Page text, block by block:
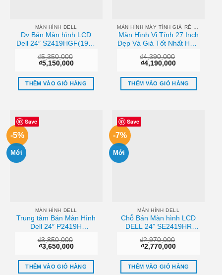
MÀN HÌNH DELL
Dv Bán Màn hình LCD
Dell 24″ S2419HGF(1920
Sài gòn
₫5,350,000
Giá
là:
₫5,350,000.
₫5,150,000Giá
tại
là:
₫5,150,000.
THÊM VÀO GIỎ HÀNG
Màn Hình Vi Tính 27 Inch
Đẹp Và Giá Tốt Nhất Hcm
FHD IPS
₫4,390,000
Giá
là:
₫4,390,000.
₫4,190,000Giá
tại
là:
₫4,190,000.
THÊM VÀO GIỎ HÀNG
Save
-5%
Mới
MÀN HÌNH DELL
Trung tâm Bán Màn Hình
Dell 24″ P2419H
Sài gòn
₫3,850,000
Giá
gốc
là:
₫3,850,000.
₫3,650,000Giá
tại
là:
₫3,650,000.
THÊM VÀO GIỎ HÀNG
Save
-7%
Mới
MÀN HÌNH DELL
Chỗ Bán Màn hình LCD
DELL 24” SE2419HR
ms/FreeSync) Giá tốt
₫2,970,000
Giá
gốc
là:
₫2,970,000.
₫2,770,000Giá
tại
là:
₫2,770,000.
THÊM VÀO GIỎ HÀNG